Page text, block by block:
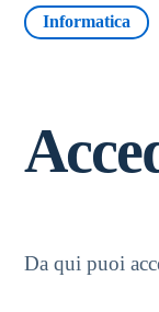
Informatica
Da qui puoi